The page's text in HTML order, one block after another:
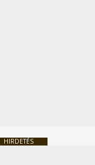
HIRDETÉS